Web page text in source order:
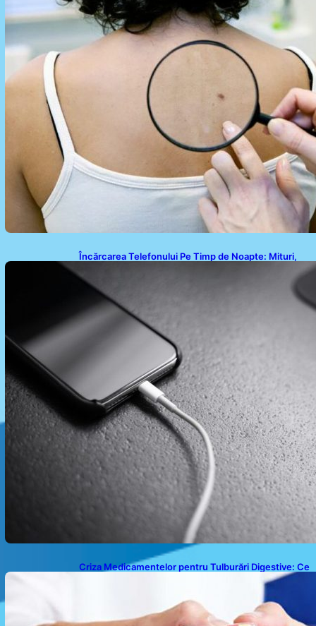
Încărcarea Telefonului Pe Timp de Noapte: Mituri,
Criza Medicamentelor pentru Tulburări Digestive: Ce
Înseamnă Suspendarea Colebil și Panzcebil pentru